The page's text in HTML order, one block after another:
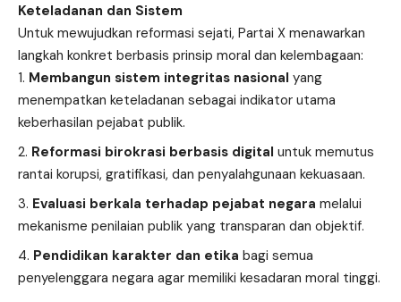
Keteladanan dan Sistem
Untuk mewujudkan reformasi sejati, Partai X menawarkan
langkah konkret berbasis prinsip moral dan kelembagaan:
Membangun sistem integritas nasional yang
menempatkan keteladanan sebagai indikator utama
keberhasilan pejabat publik.
Reformasi birokrasi berbasis digital untuk memutus
rantai korupsi, gratifikasi, dan penyalahgunaan kekuasaan.
Evaluasi berkala terhadap pejabat negara melalui
mekanisme penilaian publik yang transparan dan objektif.
Pendidikan karakter dan etika bagi semua
penyelenggara negara agar memiliki kesadaran moral tinggi.